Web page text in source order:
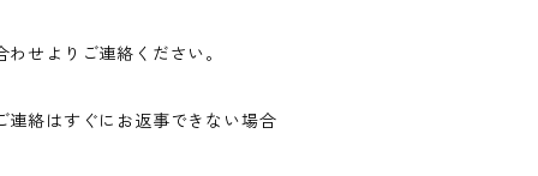
せよりご連絡ください。
連絡はすぐにお返事できない場合